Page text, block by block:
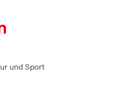
und Sport